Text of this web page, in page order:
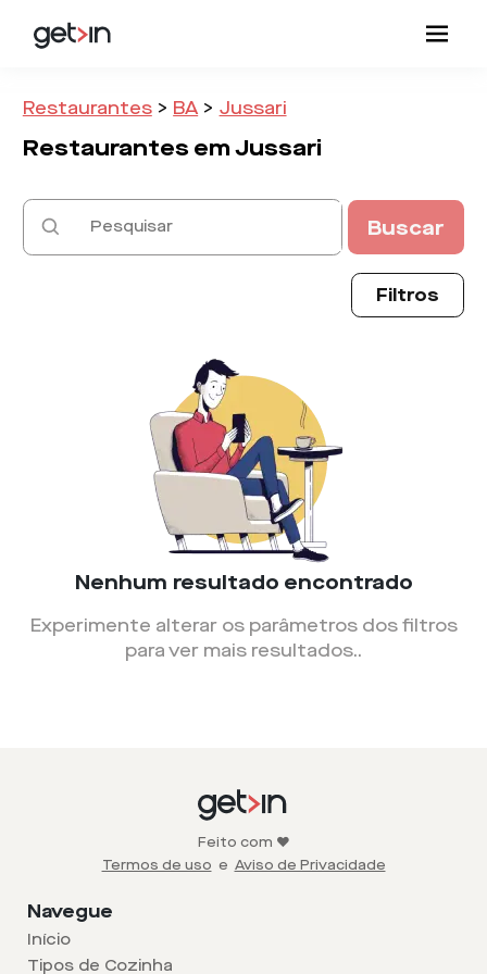
Restaurantes > BA > Jussari
Restaurantes emJussari
Buscar
Filtros
Nenhum resultado encontrado
Experimente alterar os parâmetros dos filtros
para ver mais resultados..
Feito com ❤️
Termos de uso e Aviso de Privacidade
Navegue
Início
Tipos de Cozinha